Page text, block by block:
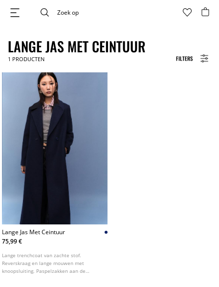
FILTERS
LANGE JAS MET CEINTUUR
1 PRODUCTEN
Lange Jas Met Ceintuur
75,99 €
Lange trenchcoat van zachte stof.
Reverskraag en lange mouwen met
knoopsluiting. Paspelzakken aan de